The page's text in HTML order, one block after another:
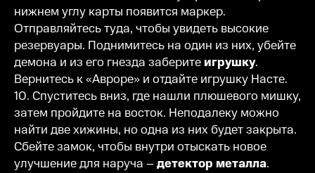
нижнем углу карты появится маркер.
Отправляйтесь туда, чтобы увидеть высокие
резервуары. Поднимитесь на один из них, убейте
демона и из его гнезда заберите игрушку.
Вернитесь к «Авроре» и отдайте игрушку Насте.
10. Спуститесь вниз, где нашли плюшевого мишку,
затем пройдите на восток. Неподалеку можно
найти две хижины, но одна из них будет закрыта.
Сбейте замок, чтобы внутри отыскать новое
улучшение для наруча –детектор металла.